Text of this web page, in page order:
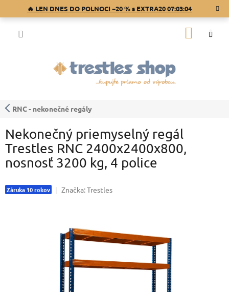
🔥 LEN DNES DO POLNOCI −20 % s EXTRA2007:03:03
RNC - nekonečné regály
Nekonečný priemyselný regál
Trestles RNC 2400x2400x800,
nosnosť 3200 kg, 4 police
Záruka 10 rokov Značka:Trestles